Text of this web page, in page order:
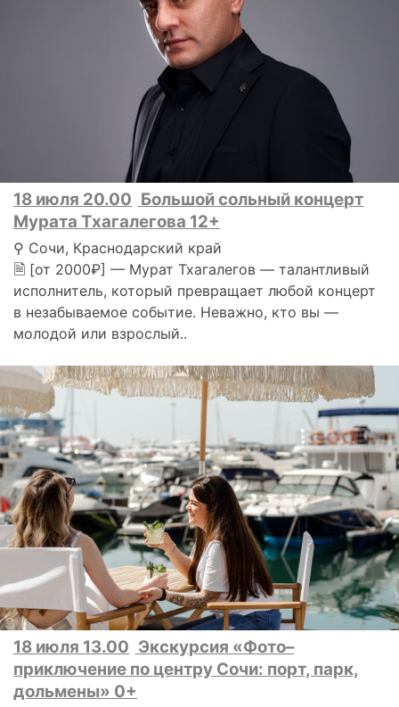
18 июля 20.00 Большой сольный концерт
Мурата Тхагалегова 12+
⚲ Сочи, Краснодарский край
🗎 [от 2000₽] — Мурат Тхагалегов — талантливый
исполнитель, который превращает любой концерт
в незабываемое событие. Неважно, кто вы —
молодой или взрослый..
18 июля 13.00 Экскурсия «Фото–
приключение по центру Сочи: порт, парк,
дольмены» 0+